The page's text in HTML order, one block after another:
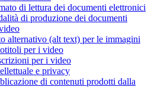
di lettura dei documenti elettronici
di produzione dei documenti
alternativo (alt text) per le immagini
per i video
per i video
e privacy
di contenuti prodotti dalla